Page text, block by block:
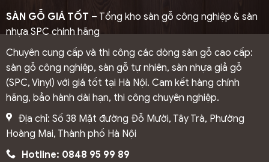
SÀN GỖ GIÁ TỐT – Tổng kho sàn gỗ công nghiệp & sàn
nhựa SPC chính hãng
Chuyên cung cấp và thi công các dòng sàn gỗ cao cấp:
sàn gỗ công nghiệp, sàn gỗ tự nhiên, sàn nhựa giả gỗ
(SPC, Vinyl) với giá tốt tại Hà Nội. Cam kết hàng chính
hãng, bảo hành dài hạn, thi công chuyên nghiệp.
Địa chỉ: Số 38 Mặt đường Đỗ Mười, Tây Trà, Phường
Hoàng Mai, Thành phố Hà Nội
Hotline: 0848 95 99 89